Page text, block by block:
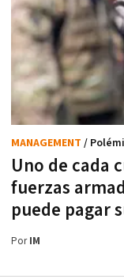
Uno de cada
fuerzas
puede pagar
MANAGEMENT /
PorIM